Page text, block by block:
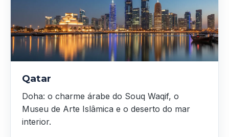
Qatar
Doha: o charme árabe do Souq Waqif, o
Museu de Arte Islâmica e o deserto do mar
interior.